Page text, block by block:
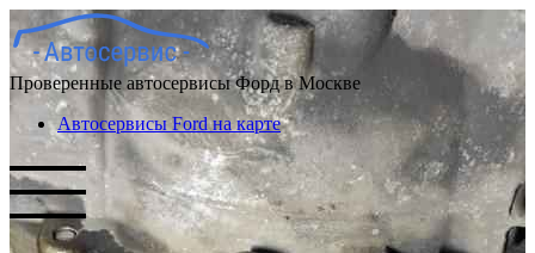
Проверенные автосервисы Форд в Москве
Автосервисы Ford на карте